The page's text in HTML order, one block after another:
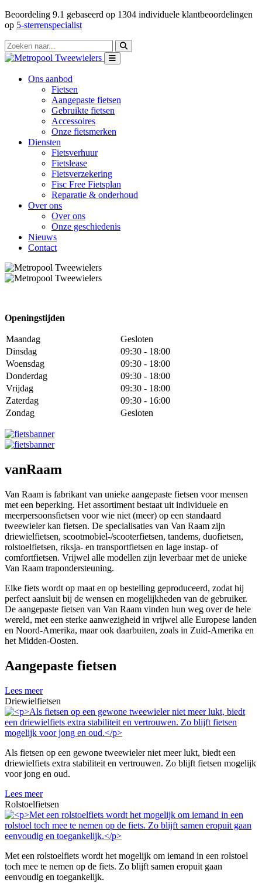
Beoordeling 9.1 gebaseerd op 1304 individuele klantbeoordelingen
op 5-sterrenspecialist
Ons aanbod
Fietsen
Aangepaste fietsen
Gebruikte fietsen
Accessoires
Onze fietsmerken
Diensten
Fietsverhuur
Fietslease
Fietsverzekering
Fisc Free Fietsplan
Reparatie & onderhoud
Over ons
Over ons
Onze geschiedenis
Nieuws
Contact
Openingstijden
Maandag
Gesloten
Dinsdag
09:30 - 18:00
Woensdag
09:30 - 18:00
Donderdag
09:30 - 18:00
Vrijdag
09:30 - 18:00
Zaterdag
09:30 - 16:00
Zondag
Gesloten
vanRaam
Van Raam is fabrikant van unieke aangepaste fietsen voor mensen
met een beperking. Het assortiment bestaat uit individuele en
meerpersoonsfietsen voor wie niet (meer) op een standaard
tweewieler kan fietsen. De specialisaties van Van Raam zijn
driewielfietsen, scootmobiel-/scooterfietsen, tandems, duofietsen,
rolstoelfietsen, riksja- en transportfietsen en lage instap- of
comfortfietsen. Vrijwel alle modellen zijn leverbaar met de unieke
Van Raam trapondersteuning.
Elke fiets wordt op maat en op bestelling geproduceerd, zodat hij
perfect aansluit bij de wensen en mogelijkheden van de gebruiker.
De aangepaste fietsen van Van Raam vinden hun weg over de hele
wereld, met een sterke aanwezigheid in vrijwel alle Europese landen
en Noord-Amerika, maar ook daarbuiten, zoals in Zuid-Amerika en
het Midden-Oosten.
Aangepaste fietsen
Lees meer
Driewielfietsen
Als fietsen op een gewone tweewieler niet meer lukt, biedt een
driewielfiets extra stabiliteit en vertrouwen. Zo blijft fietsen mogelijk
voor jong en oud.
Lees meer
Rolstoelfietsen
Met een rolstoelfiets wordt het mogelijk om iemand in een rolstoel
toch mee te nemen op de fiets. Zo blijft samen eropuit gaan
eenvoudig en toegankelijk.